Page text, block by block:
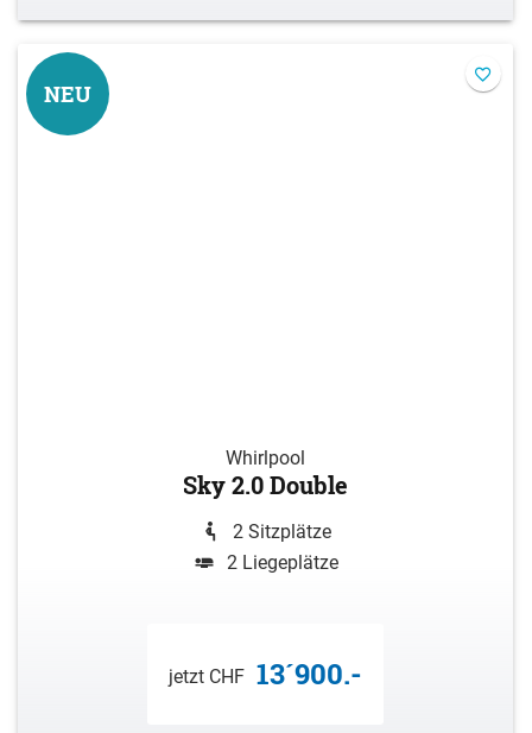
NEU
Whirlpool
Sky 2.0 Double
2 Sitzplätze
2 Liegeplätze
jetzt CHF 13´900.-